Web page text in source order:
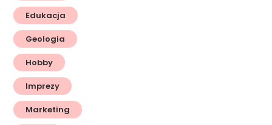
Edukacja
Geologia
Hobby
Imprezy
Marketing